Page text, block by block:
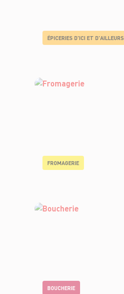
ÉPICERIES D'ICI ET D'AILLEURS
FROMAGERIE
BOUCHERIE